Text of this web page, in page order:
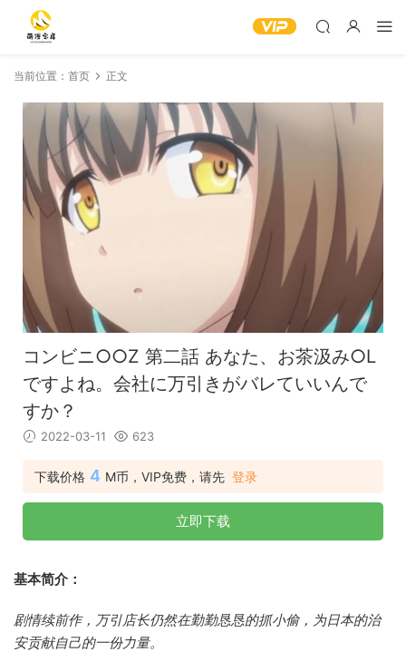
当前位置： 首页 正文
コンビニ○○Z 第二話 あなた、お茶汲み○L
ですよね。会社に万引きがバレていいんで
すか？
2022-03-11 623
下载价格 4 M币，VIP免费，请先 登录
立即下载
基本简介：
剧情续前作，万引店长仍然在勤勤恳恳的抓小偷，为日本的治
安贡献自己的一份力量。